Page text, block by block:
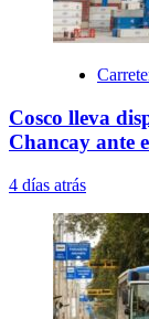
Cosco lleva
Chancay ante
4 días atrás